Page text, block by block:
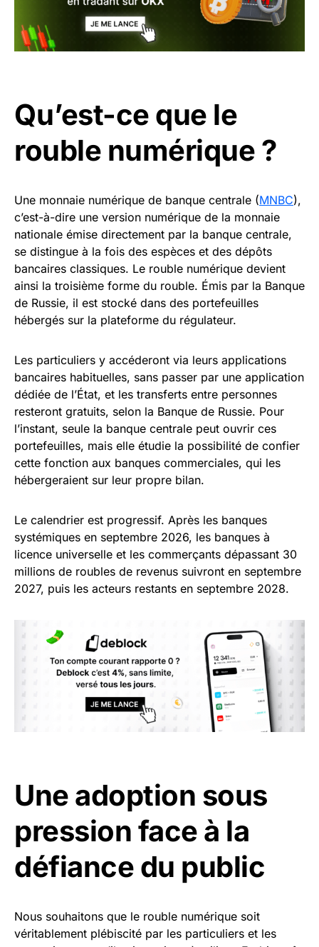
Qu’est-ce que le
rouble numérique ?
Une monnaie numérique de banque centrale (MNBC),
c’est-à-dire une version numérique de la monnaie
nationale émise directement par la banque centrale,
se distingue à la fois des espèces et des dépôts
bancaires classiques. Le rouble numérique devient
ainsi la troisième forme du rouble. Émis par la Banque
de Russie, il est stocké dans des portefeuilles
hébergés sur la plateforme du régulateur.
Les particuliers y accéderont via leurs applications
bancaires habituelles, sans passer par une application
dédiée de l’État, et les transferts entre personnes
resteront gratuits, selon la Banque de Russie. Pour
l’instant, seule la banque centrale peut ouvrir ces
portefeuilles, mais elle étudie la possibilité de confier
cette fonction aux banques commerciales, qui les
hébergeraient sur leur propre bilan.
Le calendrier est progressif. Après les banques
systémiques en septembre 2026, les banques à
licence universelle et les commerçants dépassant 30
millions de roubles de revenus suivront en septembre
2027, puis les acteurs restants en septembre 2028.
Une adoption sous
pression face à la
défiance du public
Nous souhaitons que le rouble numérique soit
véritablement plébiscité par les particuliers et les